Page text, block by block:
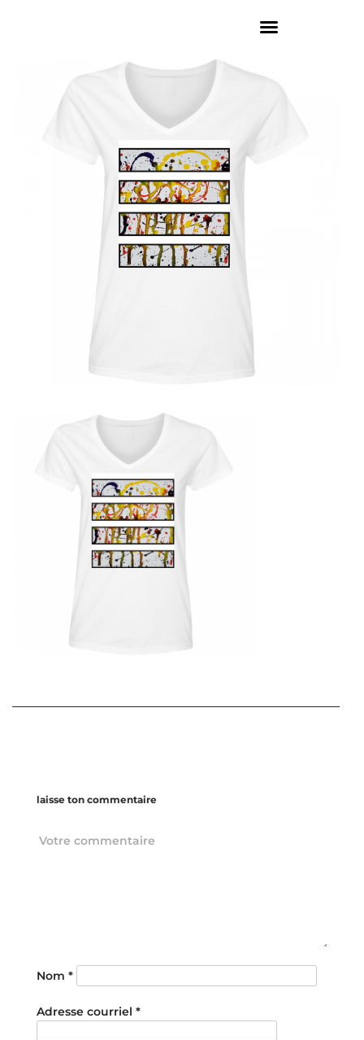
laisse ton commentaire
Nom *
Adresse courriel *